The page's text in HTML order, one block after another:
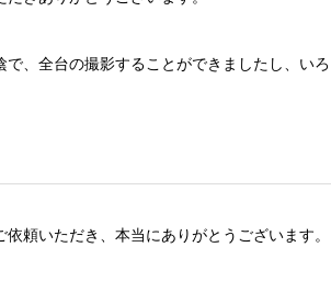
で、全台の撮影することができましたし、い
頼いただき、本当にありがとうございます。